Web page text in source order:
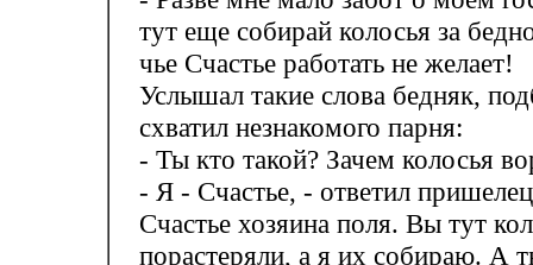
тут еще собирай колосья за
чье Счастье работать не желает!
Услышал такие слова бедняк,
схватил незнакомого парня:
- Ты кто такой? Зачем колосья
- Я - Счастье, - ответил
Счастье хозяина поля. Вы тут
порастеряли, а я их собираю. А